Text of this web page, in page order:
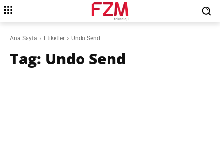
Ana Sayfa Etiketler Undo Send
Tag: Undo Send